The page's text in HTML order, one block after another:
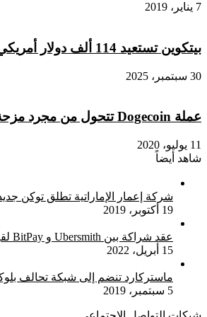
7 يناير، 2019
بيتكوين تستعيد 114 ألف دولار أمريكي
30 سبتمبر، 2025
عملة Dogecoin تتحول من مجرد مزحة الى عملة واسعة الانتشار
11 يوليو، 2020
شاهد أيضاً
شركة إعمار الإماراتية تطلق توكن
19 أكتوبر، 2019
عقد شراكة بين Ubersmith و BitPay لقبول مدفوعات البيتكوين
15 أبريل، 2022
ماستركارد تنضم إلى شبكة تحالف
5 سبتمبر، 2019